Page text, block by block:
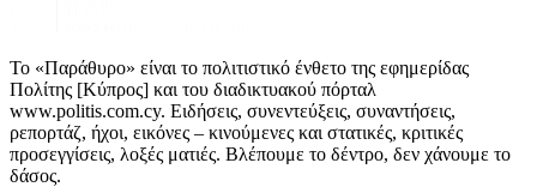
Το «Παράθυρο» είναι το πολιτιστικό ένθετο της εφημερίδας
Πολίτης [Κύπρος] και του διαδικτυακού πόρταλ
www.politis.com.cy. Ειδήσεις, συνεντεύξεις, συναντήσεις,
ρεπορτάζ, ήχοι, εικόνες – κινούμενες και στατικές, κριτικές
προσεγγίσεις, λοξές ματιές. Βλέπουμε το δέντρο, δεν χάνουμε το
δάσος.